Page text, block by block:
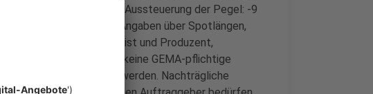
MP3- oder Wave-Datei (Aussteuerung der Pegel: -9
(fkw@pressefunk.de), Angaben über Spotlängen,
Angaben: Komponist und Produzent,
enthält der Spot keine GEMA-pflichtige
Kopie mitgeliefert werden. Nachträgliche